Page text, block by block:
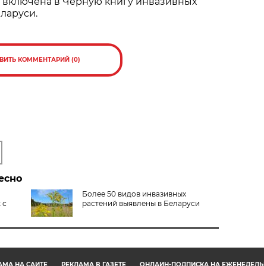
КОММЕНТАРИЙ (0)
с
Более 50 видов инвазивных
растений выявлены в Беларуси